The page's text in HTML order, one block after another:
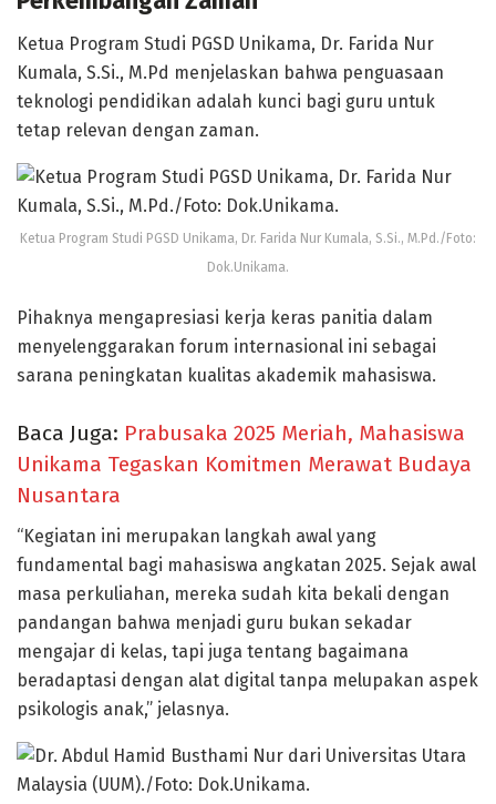
Ketua Program Studi PGSD Unikama, Dr. Farida Nur
Kumala, S.Si., M.Pd menjelaskan bahwa penguasaan
teknologi pendidikan adalah kunci bagi guru untuk
tetap relevan dengan zaman.
Ketua Program Studi PGSD Unikama, Dr. Farida Nur Kumala, S.Si., M.Pd./Foto:
Dok.Unikama.
Pihaknya mengapresiasi kerja keras panitia dalam
menyelenggarakan forum internasional ini sebagai
sarana peningkatan kualitas akademik mahasiswa.
Baca Juga: Prabusaka 2025 Meriah, Mahasiswa
Unikama Tegaskan Komitmen Merawat Budaya
Nusantara
“Kegiatan ini merupakan langkah awal yang
fundamental bagi mahasiswa angkatan 2025. Sejak awal
masa perkuliahan, mereka sudah kita bekali dengan
pandangan bahwa menjadi guru bukan sekadar
mengajar di kelas, tapi juga tentang bagaimana
beradaptasi dengan alat digital tanpa melupakan aspek
psikologis anak,” jelasnya.